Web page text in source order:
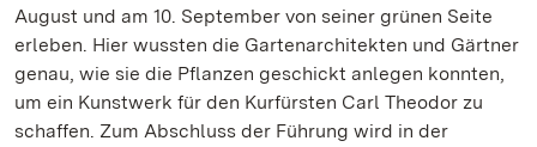
August und am 10. September von seiner grünen Seite
erleben. Hier wussten die Gartenarchitekten und Gärtner
genau, wie sie die Pflanzen geschickt anlegen konnten,
um ein Kunstwerk für den Kurfürsten Carl Theodor zu
schaffen. Zum Abschluss der Führung wird in der